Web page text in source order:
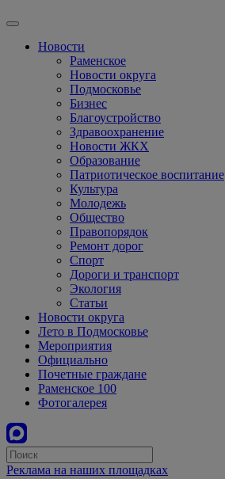
Новости
Раменское
Новости округа
Подмосковье
Бизнес
Благоустройство
Здравоохранение
Новости ЖКХ
Образование
Патриотическое воспитание
Культура
Молодежь
Общество
Правопорядок
Ремонт дорог
Спорт
Дороги и транспорт
Экология
Статьи
Новости округа
Лето в Подмосковье
Мероприятия
Официально
Почетные граждане
Раменское 100
Фотогалерея
Реклама на наших площадках